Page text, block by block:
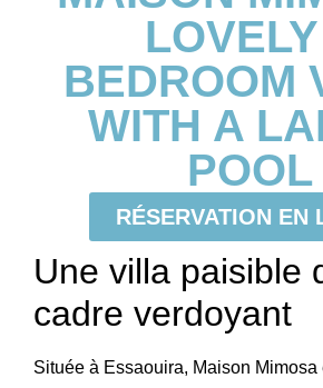
BEDROOM
WITH A
POOL
RÉSERVATION EN
Une villa paisible
cadre verdoyant
Située à Essaouira, Maison Mimosa